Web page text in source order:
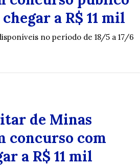
a R$ 11 mil
no período de 18/5 a 17/6
de Minas
concurso com
a R$ 11 mil